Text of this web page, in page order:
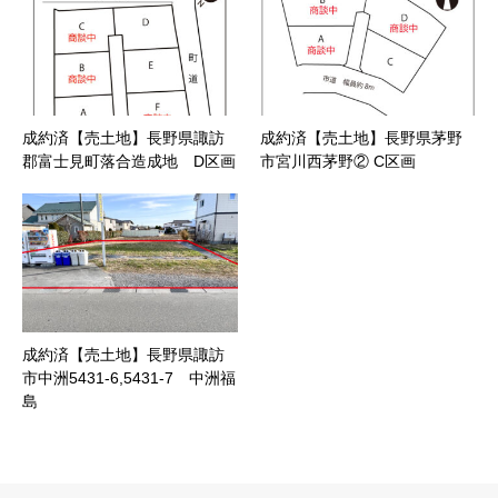
成約済【売土地】長野県諏訪
郡富士見町落合造成地 D区画
成約済【売土地】長野県茅野
市宮川西茅野② C区画
成約済【売土地】長野県諏訪
市中洲5431-6,5431-7 中洲福
島